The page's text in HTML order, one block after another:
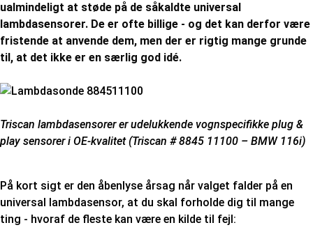
ualmindeligt at støde på de såkaldte universal
lambdasensorer. De er ofte billige - og det kan derfor være
fristende at anvende dem, men der er rigtig mange grunde
til, at det ikke er en særlig god idé.
Triscan lambdasensorer er udelukkende vognspecifikke plug &
play sensorer i OE-kvalitet (Triscan # 8845 11100 – BMW 116i)
På kort sigt er den åbenlyse årsag når valget falder på en
universal lambdasensor, at du skal forholde dig til mange
ting - hvoraf de fleste kan være en kilde til fejl: